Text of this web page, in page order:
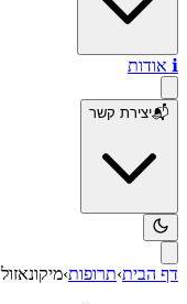
ℹ️ אודות
📬יצירת קשר
דף הבית›תרופות›מיקונאזול